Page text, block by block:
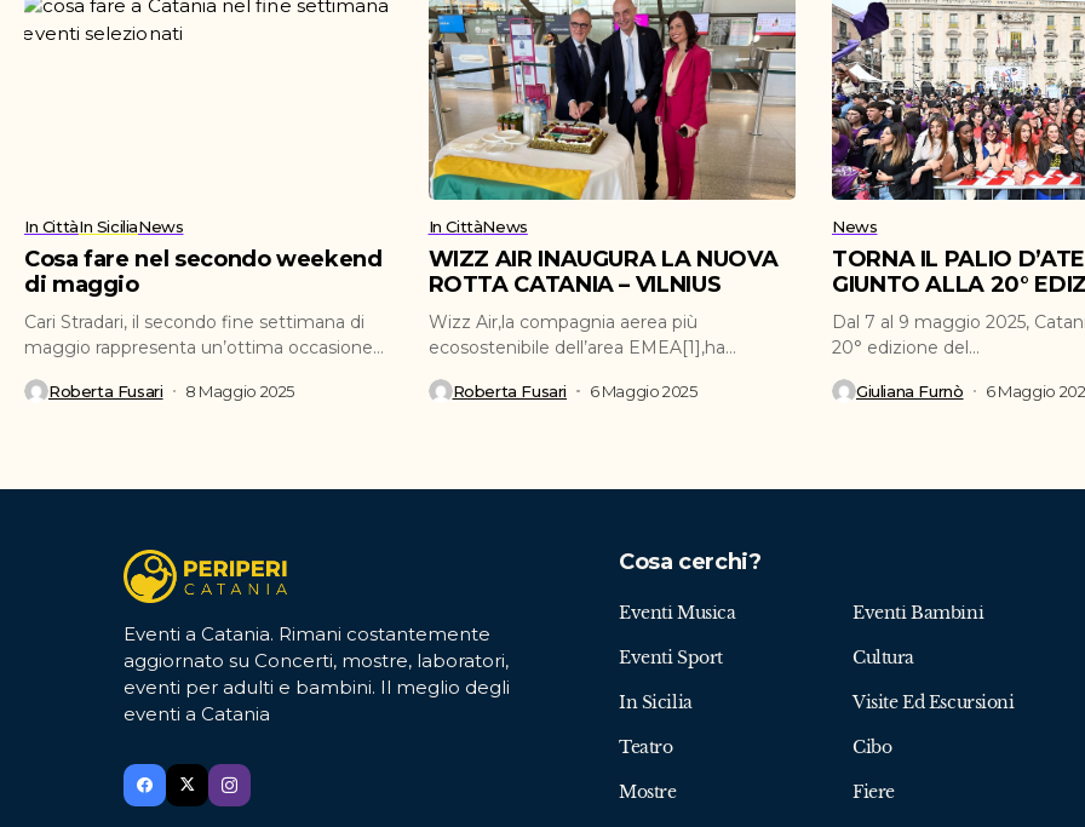
In CittàIn SiciliaNews
Cosa fare nel secondo weekend
di maggio
Cari Stradari, il secondo fine settimana di
maggio rappresenta un’ottima occasione
Roberta Fusari 8 Maggio 2025
In CittàNews
WIZZ AIR INAUGURA LA NUOVA
ROTTA CATANIA – VILNIUS
Wizz Air,la compagnia aerea più
ecosostenibile dell’area EMEA[1],ha
Roberta Fusari 6 Maggio 2025
News
TORNA IL PALIO
GIUNTO ALLA 20°
Dal 7 al 9 maggio 2025,
20° edizione del...
Giuliana Furnò 6 Maggio
Eventi a Catania. Rimani costantemente
aggiornato su Concerti, mostre, laboratori,
eventi per adulti e bambini. Il meglio degli
eventi a Catania
Cosa cerchi?
Eventi Musica Eventi Bambini
Eventi Sport Cultura
In Sicilia Visite Ed Escursioni
Teatro Cibo
Mostre Fiere